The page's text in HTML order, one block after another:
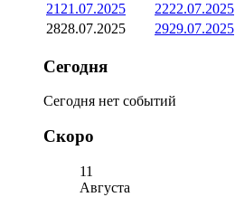
21 21.07.2025 2222.07.2025
2828.07.2025 2929.07.2025
Сегодня
Сегодня нет событий
Скоро
11
Августа